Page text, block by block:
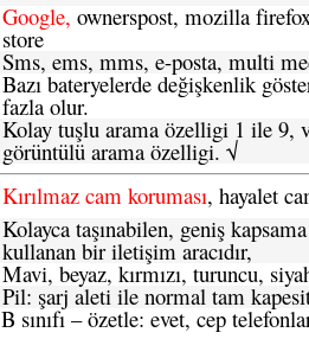
Google, ownerspost, mozilla
store
Sms, ems, mms, e-posta, multi
Bazı bateryelerde değişkenlik
fazla olur.
Kolay tuşlu arama özelligi 1 ile 9,
görüntülü arama özelligi. √
Kırılmaz cam koruması, hayalet
Kolayca taşınabilen, geniş
kullanan bir iletişim aracıdır,
Mavi, beyaz, kırmızı, turuncu,
Pil: şarj aleti ile normal tam
B sınıfı – özetle: evet, cep